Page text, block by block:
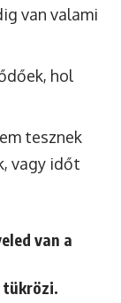
van valami
hol
tesznek
vagy időt
van a
tükrözi.